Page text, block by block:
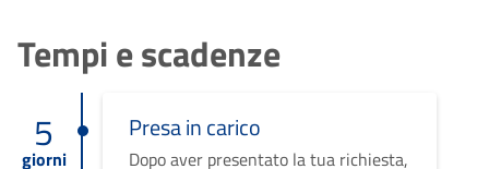
Tempi e scadenze
5
giorni
Presa in carico
Dopo aver presentato la tua richiesta,